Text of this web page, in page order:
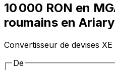
10 000 RON en
roumains en
Convertisseur de devises XE
De